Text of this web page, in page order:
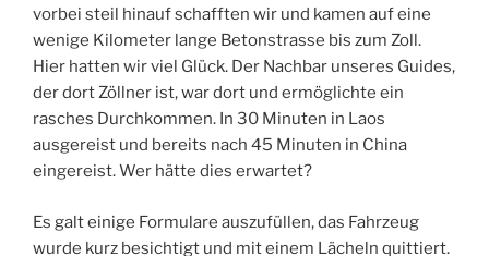
vorbei steil hinauf schafften wir und kamen auf eine
wenige Kilometer lange Betonstrasse bis zum Zoll.
Hier hatten wir viel Glück. Der Nachbar unseres Guides,
der dort Zöllner ist, war dort und ermöglichte ein
rasches Durchkommen. In 30 Minuten in Laos
ausgereist und bereits nach 45 Minuten in China
eingereist. Wer hätte dies erwartet?
Es galt einige Formulare auszufüllen, das Fahrzeug
wurde kurz besichtigt und mit einem Lächeln quittiert.